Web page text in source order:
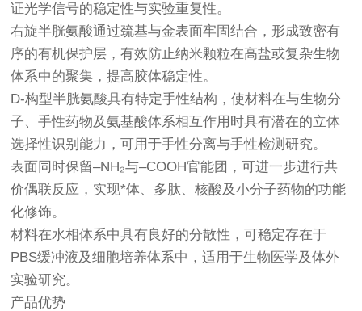
证光学信号的稳定性与实验重复性。
右旋半胱氨酸通过巯基与金表面牢固结合，形成致密有
序的有机保护层，有效防止纳米颗粒在高盐或复杂生物
体系中的聚集，提高胶体稳定性。
D-构型半胱氨酸具有特定手性结构，使材料在与生物分
子、手性药物及氨基酸体系相互作用时具有潜在的立体
选择性识别能力，可用于手性分离与手性检测研究。
表面同时保留–NH₂与–COOH官能团，可进一步进行共
价偶联反应，实现*体、多肽、核酸及小分子药物的功能
化修饰。
材料在水相体系中具有良好的分散性，可稳定存在于
PBS缓冲液及细胞培养体系中，适用于生物医学及体外
实验研究。
产品优势